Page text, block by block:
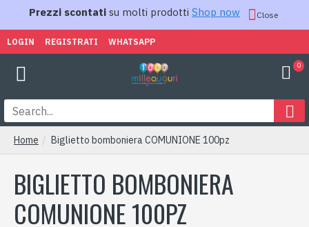
Prezzi scontati su molti prodotti Shop now Close
LOGIN REGISTRATI WHATSAPP
0
Home Biglietto bomboniera COMUNIONE 100pz
BIGLIETTO BOMBONIERA
COMUNIONE 100PZ